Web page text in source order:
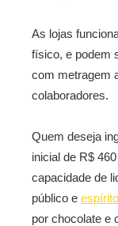
As lojas
físico, e podem
com metragem
colaboradores.
Quem deseja
inicial de R$
capacidade de
público e
por chocolate e